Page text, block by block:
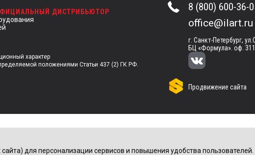
ДИСТРИБЬЮТОР
характер
положениями Статьи 437 (2) ГК РФ.
8 (800) 600-36-
office@ilart.ru
г. Санкт-Петербург,
БЦ «Формула». оф. 311
Продвижение сайта
для персонализации сервисов и повышения удобства